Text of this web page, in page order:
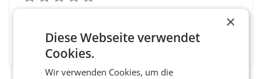
FacebookTwitterMessengerWhatsAppLinkedInXING Teilen
×
Diese Webseite verwendet
Cookies.
Wir verwenden Cookies, um die